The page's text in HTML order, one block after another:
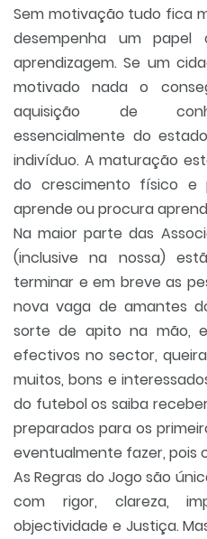
Sem motivação tudo fica
desempenha um
aprendizagem. Se um
motivado nada o
aquisição de
essencialmente do
indivíduo. A maturação
do crescimento físico e
aprende ou procura
Na maior parte das
(inclusive na nossa)
terminar e em breve as
nova vaga de amantes
sorte de apito na mão,
efectivos no sector,
muitos, bons e
do futebol os saiba
preparados para os
eventualmente fazer, pois
As Regras do Jogo são
com rigor, clareza,
objectividade e Justiça.